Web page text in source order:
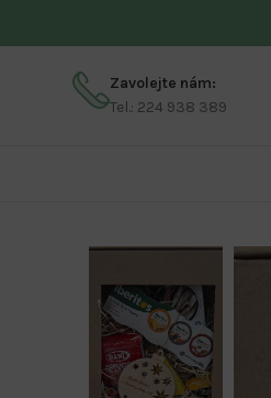
Zavolejte nám:
Tel.: 224 938 389